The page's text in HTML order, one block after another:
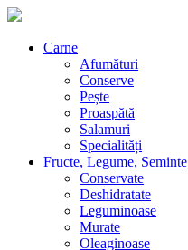
Carne
Afumături
Conserve
Pește
Proaspătă
Salamuri
Specialități
Fructe, Legume, Seminte
Conservate
Deshidratate
Leguminoase
Murate
Oleaginoase